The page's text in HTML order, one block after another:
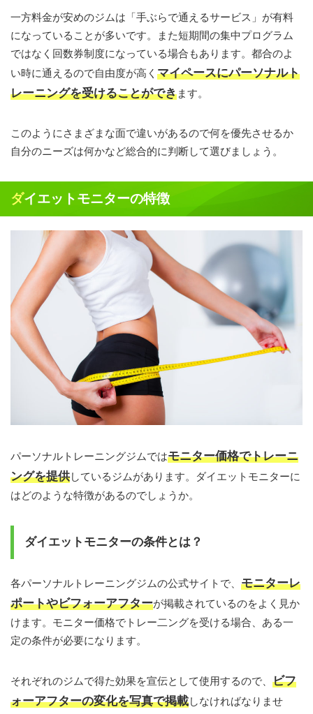
一方料金が安めのジムは「手ぶらで通えるサービス」が有料
になっていることが多いです。また短期間の集中プログラム
ではなく回数券制度になっている場合もあります。都合のよ
い時に通えるので自由度が高く マイペースにパーソナルト
レーニングを受けることができます。
このようにさまざまな面で違いがあるので何を優先させるか
自分のニーズは何かなど総合的に判断して選びましょう。
ダイエットモニターの特徴
パーソナルトレーニングジムではモニター価格でトレーニ
ングを提供しているジムがあります。ダイエットモニターに
はどのような特徴があるのでしょうか。
ダイエットモニターの条件とは？
各パーソナルトレーニングジムの公式サイトで、 モニターレ
ポートやビフォーアフターが掲載されているのをよく見か
けます。モニター価格でトレー二ングを受ける場合、ある一
定の条件が必要になります。
それぞれのジムで得た効果を宣伝として使用するので、 ビフ
ォーアフターの変化を写真で掲載しなければなりませ